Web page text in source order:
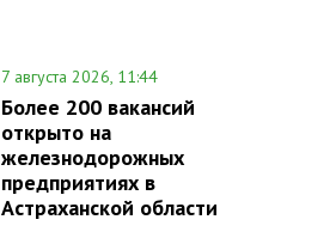
7 августа 2026, 11:44
Более 200 вакансий
открыто на
железнодорожных
предприятиях в
Астраханской области